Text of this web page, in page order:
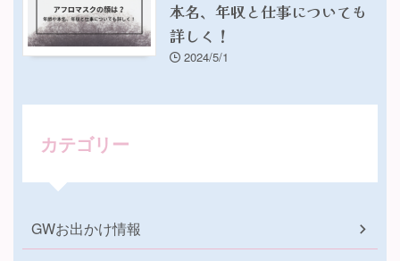
本名、年収と仕事についても
詳しく！
2024/5/1
カテゴリー
GWお出かけ情報